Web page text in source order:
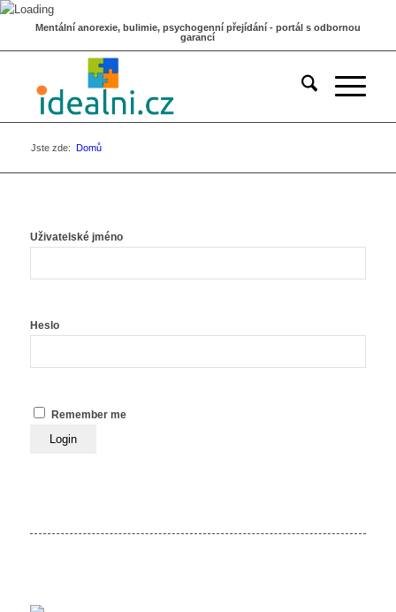
Mentální anorexie, bulimie, psychogenní přejídání - portál s odbornou
garancí
Jste zde: Domů
Uživatelské jméno
Heslo
Remember me